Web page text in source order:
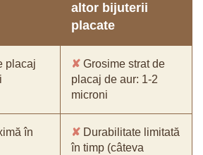
altor bijuterii
placate
placaj
✘ Grosime strat de
placaj de aur: 1-2
microni
în
✘ Durabilitate limitată
în timp (câteva